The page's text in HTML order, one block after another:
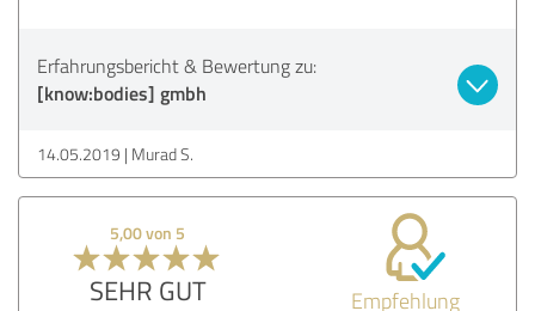
Erfahrungsbericht & Bewertung zu:
[know:bodies] gmbh
14.05.2019 Murad S.
5,00 von 5
SEHR GUT Empfehlung